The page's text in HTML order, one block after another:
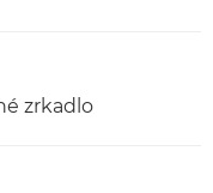
zrkadlo